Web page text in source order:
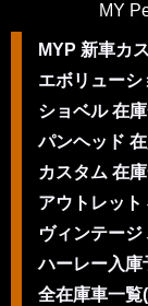
MY
MYP 新車カ
エボリュー
ショベル 在
パンヘッド
カスタム 在
アウトレット
ヴィンテー
ハーレー入庫
全在庫車一覧